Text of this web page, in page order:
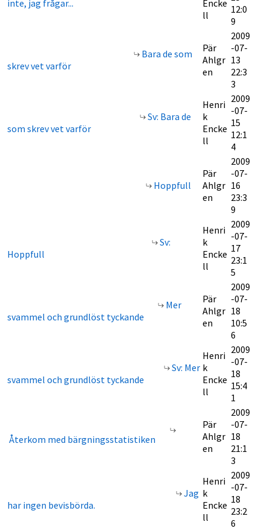
inte, jag frågar...
Encke
ll
12:0
9
Bara de som
skrev vet varför
Pär
Ahlgr
en
2009
-07-
13
22:3
3
Sv: Bara de
som skrev vet varför
Henri
k
Encke
ll
2009
-07-
15
12:1
4
Hoppfull
Pär
Ahlgr
en
2009
-07-
16
23:3
9
Sv:
Hoppfull
Henri
k
Encke
ll
2009
-07-
17
23:1
5
Mer
svammel och grundlöst tyckande
Pär
Ahlgr
en
2009
-07-
18
10:5
6
Sv: Mer
svammel och grundlöst tyckande
Henri
k
Encke
ll
2009
-07-
18
15:4
1
Återkom med bärgningsstatistiken
Pär
Ahlgr
en
2009
-07-
18
21:1
3
Jag
har ingen bevisbörda.
Henri
k
Encke
ll
2009
-07-
18
23:2
6